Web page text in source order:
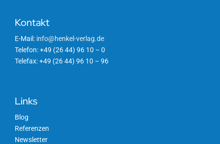
Kontakt
E-Mail: info@henkel-verlag.de
Telefon: +49 (26 44) 96 10 – 0
Telefax: +49 (26 44) 96 10 – 96
Links
Blog
Referenzen
Newsletter